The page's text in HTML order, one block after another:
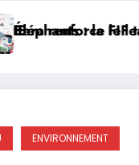
le leadership
FIF tourne la
ENVIRONNEMENT